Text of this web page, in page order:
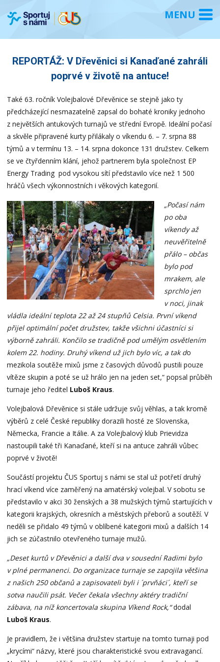
REPORTÁŽ: V Dřevěnici si Kanaďané zahráli
poprvé v životě na antuce!
Také 63. ročník Volejbalové Dřevěnice se stejně jako ty
předcházející nesmazatelně zapsal do bohaté kroniky jednoho
z největších antukových turnajů ve střední Evropě. Ideální počasí
a skvěle připravené kurty přilákaly o víkendu 6. – 7. srpna 88
týmů a v termínu 13. – 14. srpna dokonce 131 družstev. Celkem
se ve čtyřdenním klání, jehož partnerem byla společnost EP
Energy Trading pod vysokou sítí představilo více než 1 500
hráčů všech výkonnostních i věkových kategorií.
„Počasí nám
po oba
víkendy až
neuvěřitelně
přálo – občas
bylo pod
mrakem, ale
sprchlo jen
v noci, jinak
vládla ideální teplota 22 až 24 stupňů Celsia. První víkend
přijel optimální počet družstev, takže všichni účastníci si
výborně zahráli. Končilo se tradičně pod umělým osvětlením
kolem 22. hodiny. Druhý víkend už jich bylo víc, a tak do
mezikola soutěže mixů jsme z časových důvodů pustili pouze
vítěze skupin a poté se už hrálo jen na jeden set,“ popsal průběh
turnaje jeho ředitel Luboš Kraus.
Volejbalová Dřevěnice si stále udržuje svůj věhlas, a tak kromě
výběrů z celé České republiky dorazili hosté ze Slovenska,
Německa, Francie a Itálie. A za Volejbalový klub Prievidza
nastoupili také tři Kanaďané, kteří si na antuce zahráli vůbec
poprvé v životě!
Součástí projektu ČUS Sportuj s námi se stal už potřetí druhý
hrací víkend více zaměřený na amatérský volejbal. V sobotu se
představilo v akci 30 ženských a 38 mužských týmů startujících v
kategorii krajských, okresních a městských přeborů a soutěží. V
neděli se přidalo 49 týmů v oblíbené kategorii mixů a dalších 14
jich se zúčastnilo otevřeného turnaje mužů.
„Deset kurtů v Dřevěnici a další dva v sousední Radimi bylo
v plné permanenci. Do organizace turnaje se zapojila většina
z našich 250 občanů a zapisovateli byli i ´prvňáci´, kteří se
sotva naučili psát. Večer čekala všechny aktéry tradiční
zábava, na níž koncertovala skupina Víkend Rock,“dodal
Luboš Kraus.
Je pravidlem, že i většina družstev startuje na tomto turnaji pod
„krycími“ názvy, které jsou charakteristické svou extravagancí.